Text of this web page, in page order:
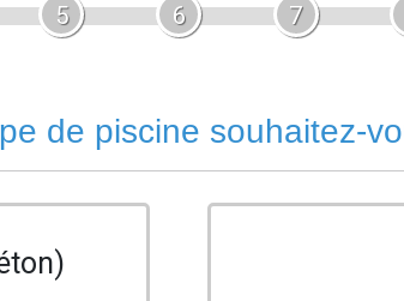
5 6 7
de piscine souhaitez-